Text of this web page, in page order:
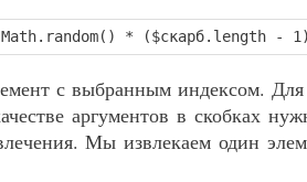
* ($скарб.length -
с выбранным индексом. Для
аргументов в скобках
Мы извлекаем один